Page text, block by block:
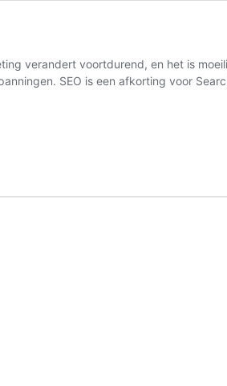
verandert voortdurend, en het is
SEO is een afkorting voor